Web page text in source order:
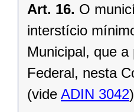
Art. 16. O
interstício
Municipal, que
Federal, nesta
(vide ADIN 3042)